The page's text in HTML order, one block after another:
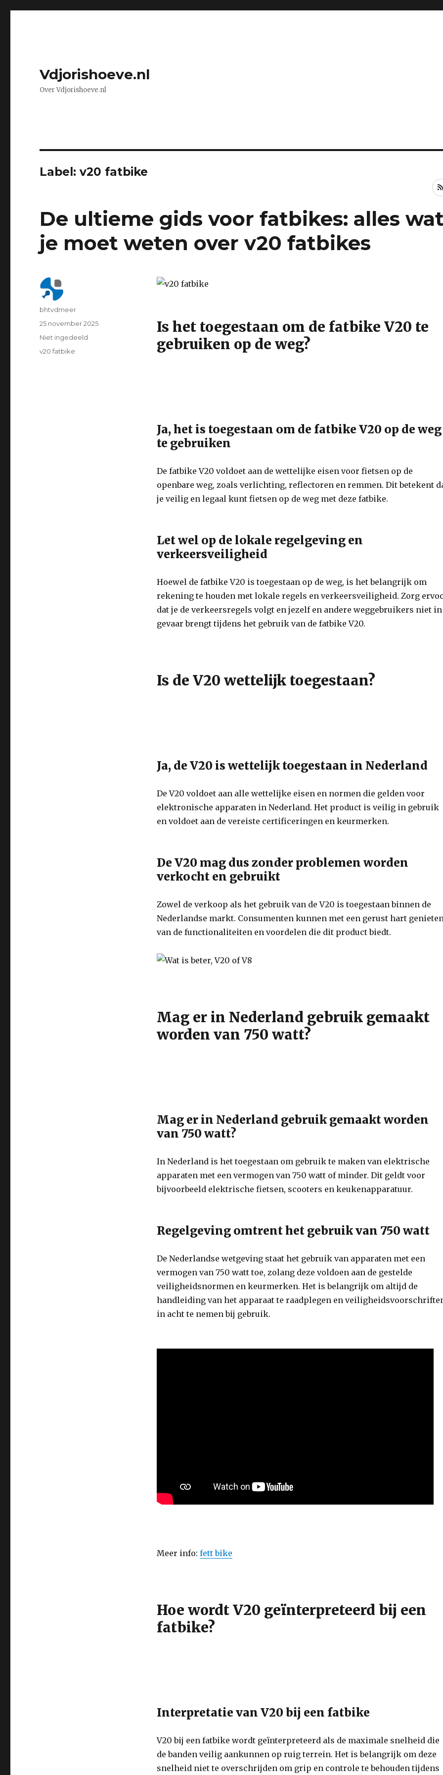
Vdjorishoeve.nl
Over Vdjorishoeve.nl
Label: v20 fatbike
De ultieme gids voor fatbikes: alles
je moet weten over v20 fatbikes
Is het toegestaan om de fatbike V20 te
gebruiken op de weg?
Ja, het is toegestaan om de fatbike V20 op de weg
te gebruiken
De fatbike V20 voldoet aan de wettelijke eisen voor fietsen op de
openbare weg, zoals verlichting, reflectoren en remmen. Dit betekent
je veilig en legaal kunt fietsen op de weg met deze fatbike.
Let wel op de lokale regelgeving en
verkeersveiligheid
Hoewel de fatbike V20 is toegestaan op de weg, is het belangrijk om
rekening te houden met lokale regels en verkeersveiligheid. Zorg
dat je de verkeersregels volgt en jezelf en andere weggebruikers niet in
gevaar brengt tijdens het gebruik van de fatbike V20.
Is de V20 wettelijk toegestaan?
Ja, de V20 is wettelijk toegestaan in Nederland
De V20 voldoet aan alle wettelijke eisen en normen die gelden voor
elektronische apparaten in Nederland. Het product is veilig in gebruik
en voldoet aan de vereiste certificeringen en keurmerken.
De V20 mag dus zonder problemen worden
verkocht en gebruikt
Zowel de verkoop als het gebruik van de V20 is toegestaan binnen de
Nederlandse markt. Consumenten kunnen met een gerust hart
van de functionaliteiten en voordelen die dit product biedt.
Mag er in Nederland gebruik gemaakt
worden van 750 watt?
Mag er in Nederland gebruik gemaakt worden
van 750 watt?
In Nederland is het toegestaan om gebruik te maken van elektrische
apparaten met een vermogen van 750 watt of minder. Dit geldt voor
bijvoorbeeld elektrische fietsen, scooters en keukenapparatuur.
Regelgeving omtrent het gebruik van 750 watt
De Nederlandse wetgeving staat het gebruik van apparaten met een
vermogen van 750 watt toe, zolang deze voldoen aan de gestelde
veiligheidsnormen en keurmerken. Het is belangrijk om altijd de
handleiding van het apparaat te raadplegen en
in acht te nemen bij gebruik.
Meer info: fett bike
Hoe wordt V20 geïnterpreteerd bij een
fatbike?
Interpretatie van V20 bij een fatbike
V20 bij een fatbike wordt geïnterpreteerd als de maximale snelheid die
de banden veilig aankunnen op ruig terrein. Het is belangrijk om deze
snelheid niet te overschrijden om grip en controle te behouden tijdens
Author
bhtvdmeer
Geplaatst
op
25 november 2025
Categorie
Niet ingedeeld
Tags
v20 fatbike